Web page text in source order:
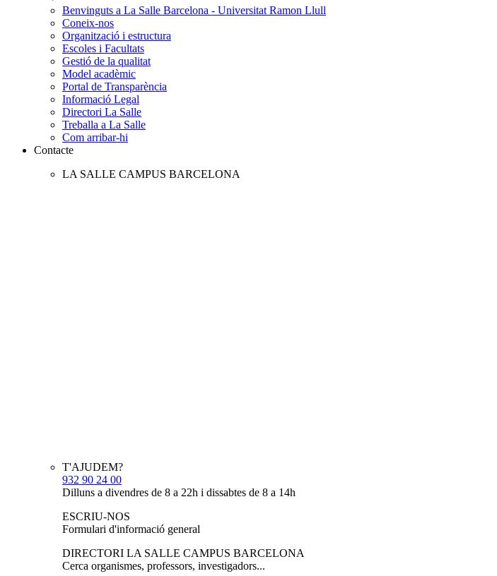
Benvinguts a La Salle Barcelona - Universitat Ramon Llull
Coneix-nos
Organització i estructura
Escoles i Facultats
Gestió de la qualitat
Model acadèmic
Portal de Transparència
Informació Legal
Directori La Salle
Treballa a La Salle
Com arribar-hi
Contacte
LA SALLE CAMPUS BARCELONA
T'AJUDEM?
932 90 24 00
Dilluns a divendres de 8 a 22h i dissabtes de 8 a 14h
ESCRIU-NOS
Formulari d'informació general
DIRECTORI LA SALLE CAMPUS BARCELONA
Cerca organismes, professors, investigadors...